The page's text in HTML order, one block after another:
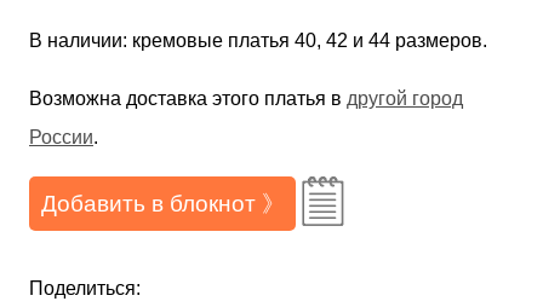
В наличии: кремовые платья 40, 42 и 44 размеров.
Возможна доставка этого платья в другой город
России.
Добавить в блокнот 》
Поделиться: